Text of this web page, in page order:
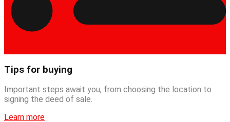
Tips for buying
Important steps await you, from choosing the location to
signing the deed of sale.
Learn more